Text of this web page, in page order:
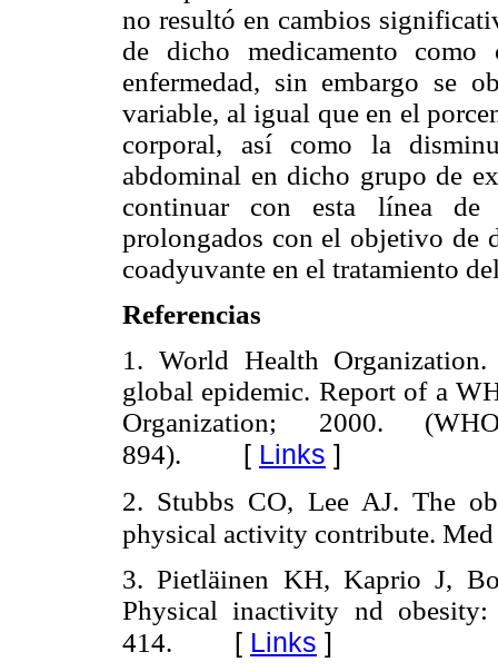
no resultó en cambios
de dicho medicamento
enfermedad, sin embargo se
variable, al igual que en el
corporal, así como la
abdominal en dicho grupo de
continuar con esta línea de
prolongados con el objetivo de
coadyuvante en el tratamiento
Referencias
1. World Health
global epidemic. Report of a
Organization; 2000.
894). [ Links ]
2. Stubbs CO, Lee AJ. The
physical activity contribute.
3. Pietläinen KH, Kaprio J,
Physical inactivity nd
414. [ Links ]